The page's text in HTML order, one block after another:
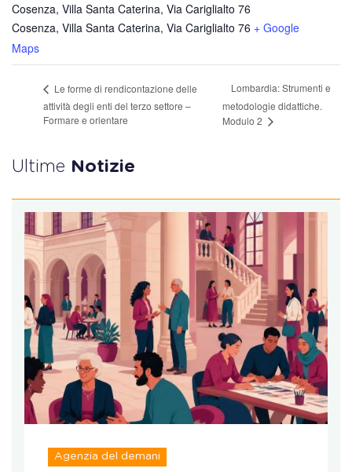
Cosenza, Villa Santa Caterina, Via Cariglialto 76
Cosenza, Villa Santa Caterina, Via Cariglialto 76 + Google
Maps
Le forme di rendicontazione delle
attività degli enti del terzo settore –
Formare e orientare
Lombardia: Strumenti e
metodologie didattiche.
Modulo 2
Ultime Notizie
Agenzia del demani